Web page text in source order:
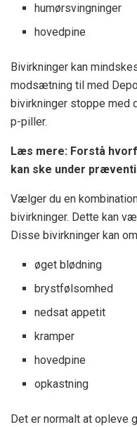
humørsvingninger
hovedpine
Bivirkninger kan
modsætning til med
bivirkninger stoppe med
p-piller.
Læs mere: Forstå
kan ske under
Vælger du en
bivirkninger. Dette kan
Disse bivirkninger kan
øget blødning
brystfølsomhed
nedsat appetit
kramper
hovedpine
opkastning
Det er normalt at opleve